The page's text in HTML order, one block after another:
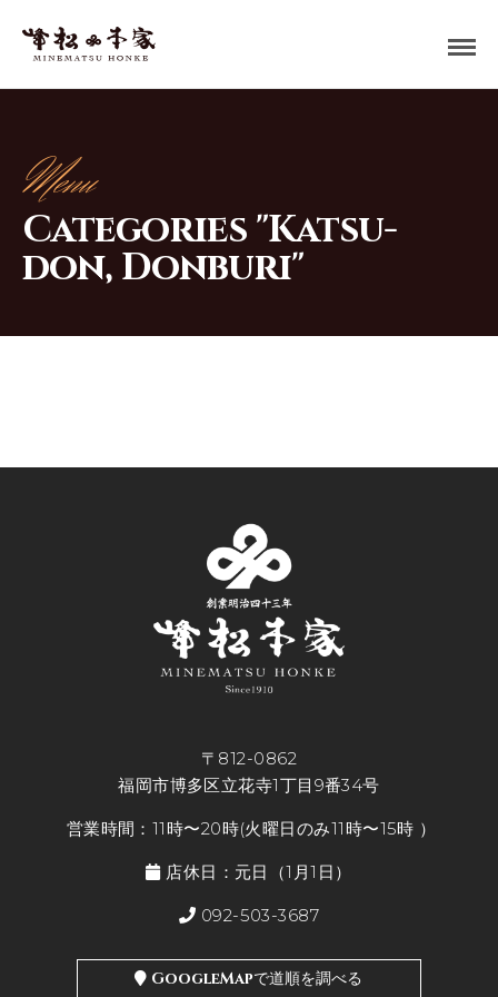
Menu
Categories "Katsu-
don, Donburi"
〒812-0862
福岡市博多区立花寺1丁目9番34号
営業時間：11時〜20時(火曜日のみ11時〜15時 ）
店休日：元日（1月1日）
092-503-3687
GoogleMapで道順を調べる